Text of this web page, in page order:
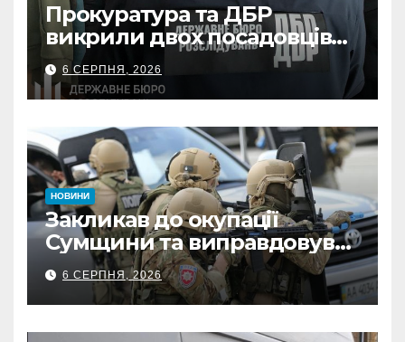
Прокуратура та ДБР
викрили двох посадовців
ДПС Сумщини на вимаганні
неправомірної вигоди у
ФОПа
6 СЕРПНЯ, 2026
НОВИНИ
Закликав до окупації
Сумщини та виправдовував
обстріли: СБУ викрила
прокремлівського агітатора
з Охтирки
6 СЕРПНЯ, 2026